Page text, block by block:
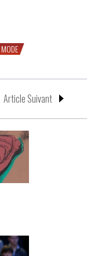
MODE
Article Suivant